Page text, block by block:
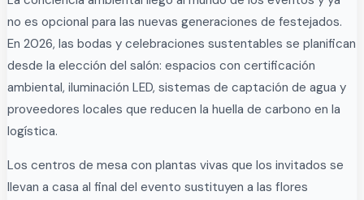
no es opcional para las nuevas generaciones de festejados.
En 2026, las bodas y celebraciones sustentables se planifican
desde la elección del salón: espacios con certificación
ambiental, iluminación LED, sistemas de captación de agua y
proveedores locales que reducen la huella de carbono en la
logística.
Los centros de mesa con plantas vivas que los invitados se
llevan a casa al final del evento sustituyen a las flores